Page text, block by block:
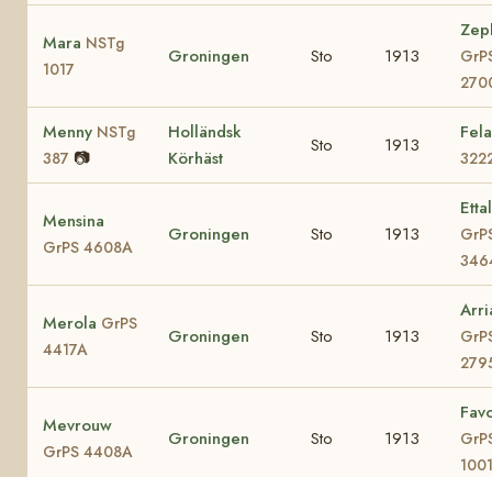
Mara NSTg
1017
Groningen Sto 1913
Menny NSTg
387 📷
Holländsk
Körhäst
Sto 1913
Mensina
GrPS 4608A
Groningen Sto 1913
Merola GrPS
4417A
Groningen Sto 1913
Mevrouw
GrPS 4408A
Groningen Sto 1913